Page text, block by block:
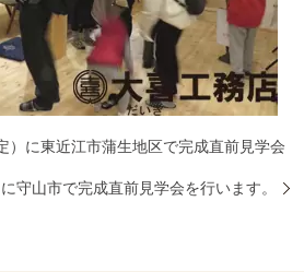
）に東近江市蒲生地区で完成直前見学会
守山市で完成直前見学会を行います。